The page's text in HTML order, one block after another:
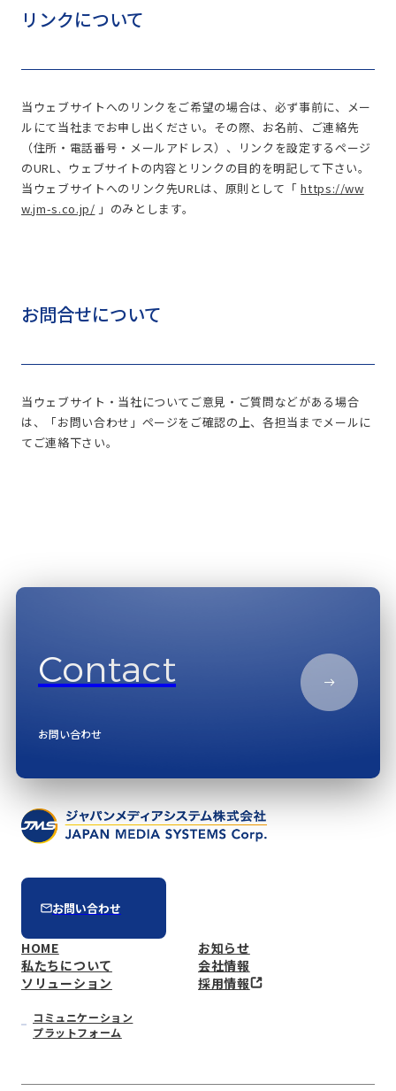
リンクについて
当ウェブサイトへのリンクをご希望の場合は、必ず事前に、メー
ルにて当社までお申し出ください。その際、お名前、ご連絡先
（住所・電話番号・メールアドレス）、リンクを設定するページ
のURL、ウェブサイトの内容とリンクの目的を明記して下さい。
当ウェブサイトへのリンク先URLは、原則として「https://ww
w.jm-s.co.jp/ 」のみとします。
お問合せについて
当ウェブサイト・当社についてご意見・ご質問などがある場合
は、「お問い合わせ」ページをご確認の上、各担当までメールに
てご連絡下さい。
Contact
お問い合わせ
お問い合わせ
HOME
私たちについて
ソリューション
コミュニケーション
プラットフォーム
お知らせ
会社情報
採用情報